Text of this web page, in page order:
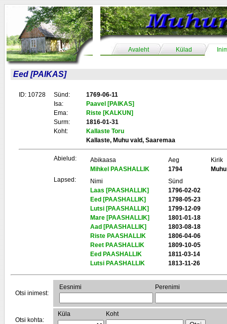
Avaleht Külad
Eed [PAIKAS]
ID: 10728 Sünd:
1769-06-11
Isa:
Paavel [PAIKAS]
Ema:
Riste [KALKUN]
Surm:
1816-01-31
Koht:
Kallaste Toru
Kallaste, Muhu vald, Saaremaa
Abielud: Abikaasa Aeg
Kirik
Mihkel PAASHALLIK
1794
Muhu
Lapsed:
Nimi
Sünd
Laas [PAASHALLIK]
1796-02-02
Eed [PAASHALLIK]
1798-05-23
Lutsi [PAASHALLIK]
1799-12-09
Mare [PAASHALLIK]
1801-01-18
Aad [PAASHALLIK]
1803-08-18
Riste PAASHALLIK
1806-04-06
Reet PAASHALLIK
1809-10-05
Eed PAASHALLIK
1811-03-14
Lutsi PAASHALLIK
1813-11-26
Otsi inimest:
Eesnimi Perenimi
Otsi kohta:
Küla Koht